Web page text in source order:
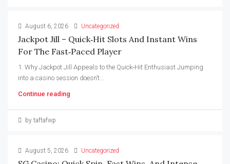
August 6, 2026 Uncategorized
Jackpot Jill – Quick‑Hit Slots And Instant Wins
For The Fast‑Paced Player
1. Why Jackpot Jill Appeals to the Quick‑Hit Enthusiast Jumping
into a casino session doesn’t...
Continue reading
by taftafwp
August 5, 2026 Uncategorized